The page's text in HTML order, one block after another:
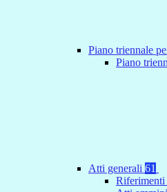
Piano triennale
Piano
Atti generali 61
Riferimenti